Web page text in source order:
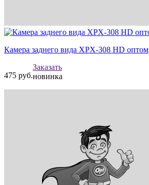
Камера заднего вида XPX-308 HD оптом
475 руб.
Заказать
новинка